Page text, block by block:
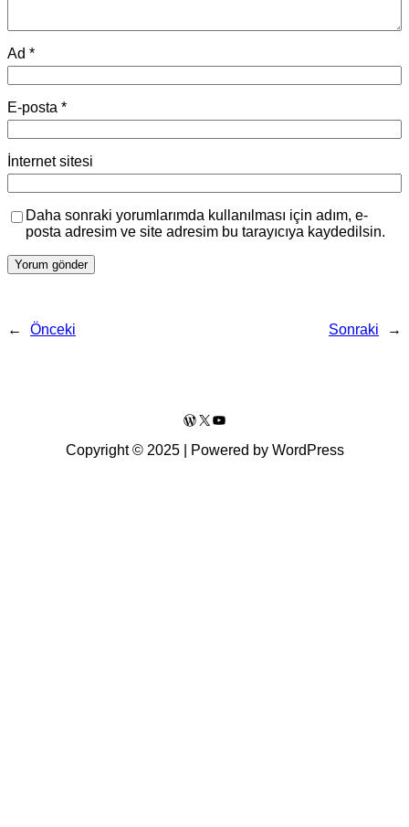
Ad *
E-posta *
İnternet sitesi
Daha sonraki yorumlarımda kullanılması için adım, e-
posta adresim ve site adresim bu tarayıcıya kaydedilsin.
← Önceki Sonraki →
WordPress
X YouTube
Copyright © 2025 | Powered by WordPress